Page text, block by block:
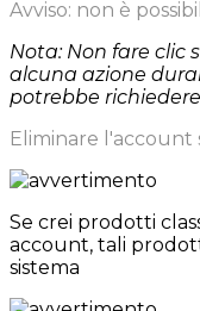
Avviso: non è
Nota: Non fare clic
alcuna azione
potrebbe
Eliminare l'account
Se crei prodotti
account, tali
sistema